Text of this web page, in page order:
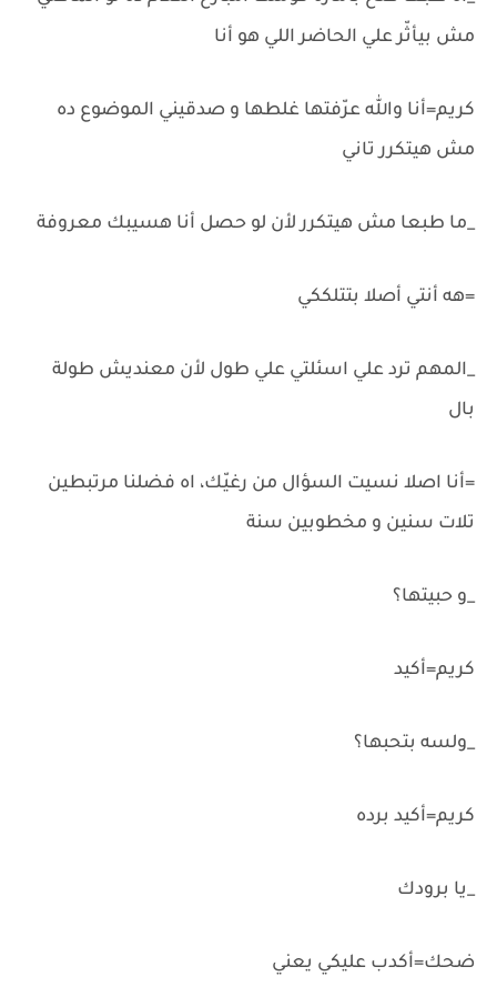
مش بيأثّر علي الحاضر اللي هو أنا
كريم=أنا والله عرّفتها غلطها و صدقيني الموضوع ده
مش هيتكرر تاني
_ما طبعا مش هيتكرر لأن لو حصل أنا هسيبك معروفة
=هه أنتي أصلا بتتلككي
_المهم ترد علي اسئلتي علي طول لأن معنديش طولة
بال
=أنا اصلا نسيت السؤال من رغيّك، اه فضلنا مرتبطين
تلات سنين و مخطوبين سنة
_و حبيتها؟
كريم=أكيد
_ولسه بتحبها؟
كريم=أكيد برده
_يا برودك
ضحك=أكدب عليكي يعني